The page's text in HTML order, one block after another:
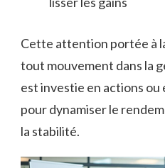
Cette attention portée à
tout mouvement dans la
est investie en actions ou
pour dynamiser le
la stabilité.